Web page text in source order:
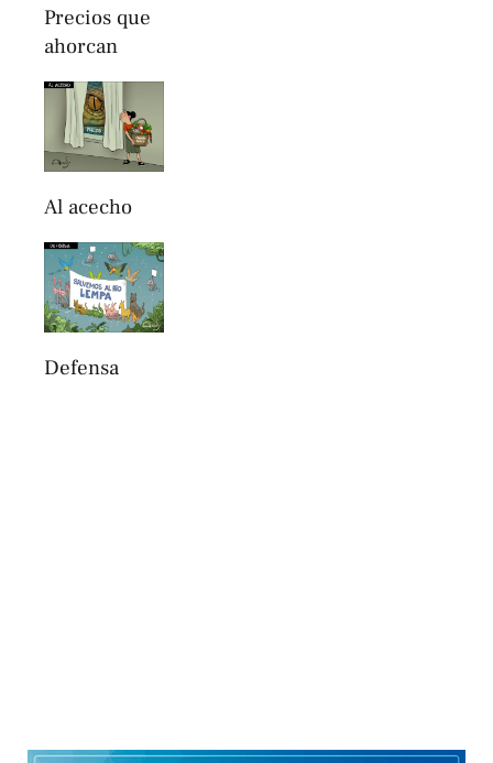
Precios que
ahorcan
Al acecho
Defensa